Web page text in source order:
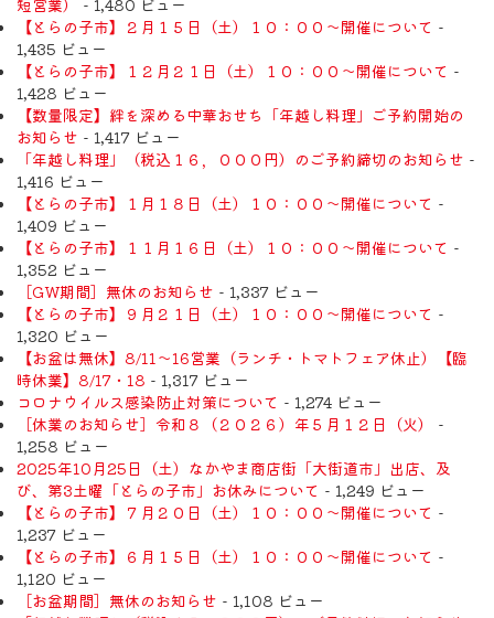
【とらの子市】２月１５日（土）１０：００～開催について -
1,435 ビュー
【とらの子市】１２月２１日（土）１０：００～開催について -
1,428 ビュー
【数量限定】絆を深める中華おせち「年越し料理」ご予約開始の
お知らせ - 1,417 ビュー
「年越し料理」（税込１６，０００円）のご予約締切のお知らせ -
1,416 ビュー
【とらの子市】１月１８日（土）１０：００～開催について -
1,409 ビュー
【とらの子市】１１月１６日（土）１０：００～開催について -
1,352 ビュー
［GW期間］無休のお知らせ - 1,337 ビュー
【とらの子市】９月２１日（土）１０：００～開催について -
1,320 ビュー
【お盆は無休】8/11〜16営業（ランチ・トマトフェア休止）【臨
時休業】8/17・18 - 1,317 ビュー
コロナウイルス感染防止対策について - 1,274 ビュー
［休業のお知らせ］令和８（２０２６）年５月１２日（火）
-
1,258 ビュー
2025年10月25日（土）なかやま商店街「大街道市」出店、及
び、第3土曜「とらの子市」お休みについて - 1,249 ビュー
【とらの子市】７月２０日（土）１０：００～開催について -
1,237 ビュー
【とらの子市】６月１５日（土）１０：００～開催について -
1,120 ビュー
［お盆期間］無休のお知らせ - 1,108 ビュー